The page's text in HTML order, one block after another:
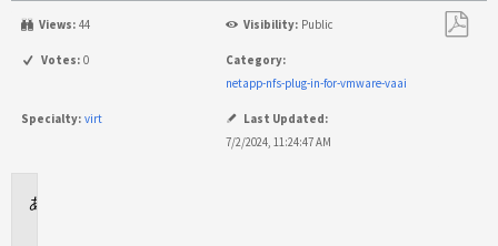
Views: 44 Visibility: Public
Votes: 0
Category:
netapp-nfs-plug-in-for-vmware-vaai
Specialty: virt
Last Updated:
7/2/2024, 11:24:47 AM